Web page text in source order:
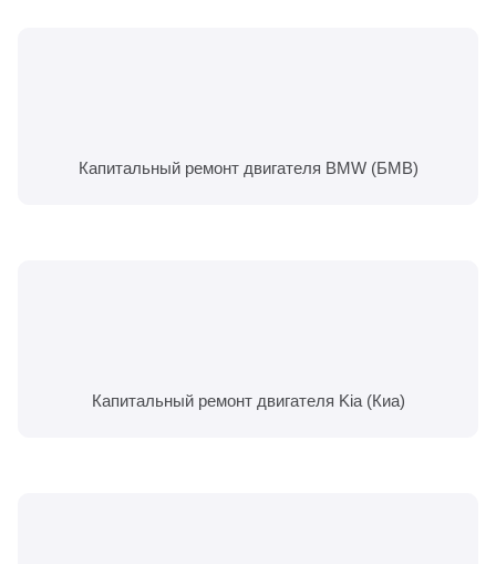
Капитальный ремонт двигателя BMW (БМВ)
Капитальный ремонт двигателя Kia (Киа)